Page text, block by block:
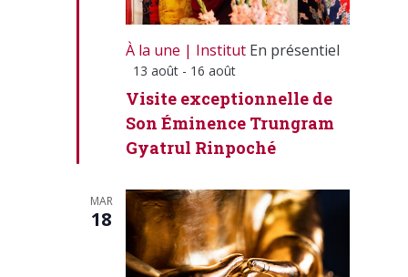
À la une Institut En présentiel
Mis
avant
13 août - 16 août
Visite exceptionnelle de
Son Éminence Trungram
Gyatrul Rinpoché
MAR
18